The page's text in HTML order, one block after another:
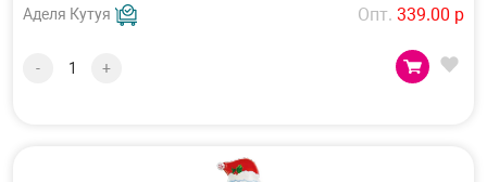
Аделя Кутуя
Опт. 339.00 р
- +